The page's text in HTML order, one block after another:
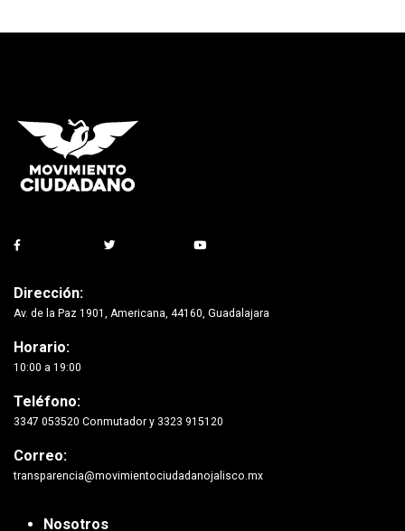
Dirección:
Av. de la Paz 1901, Americana, 44160, Guadalajara
Horario:
10:00 a 19:00
Teléfono:
3347 053520 Conmutador y 3323 915120
Correo:
transparencia@movimientociudadanojalisco.mx
Nosotros